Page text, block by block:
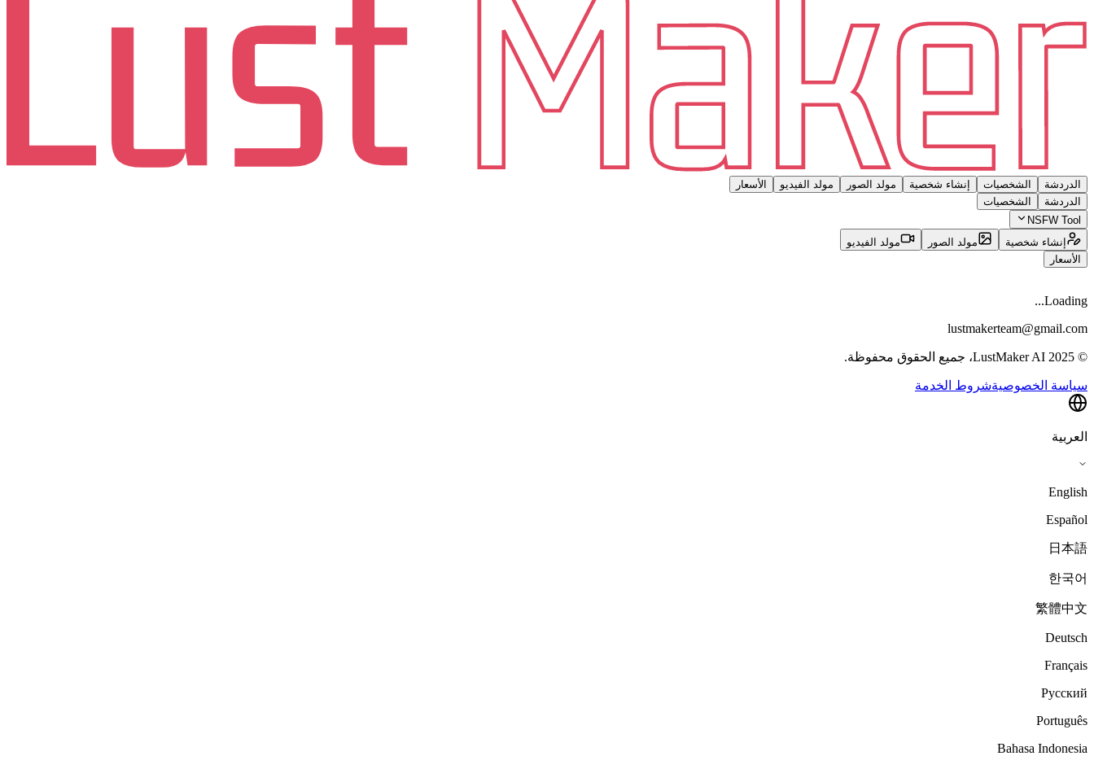
الدردشة الشخصيات إنشاء شخصية مولد الصور مولد الفيديو
الأسعار
الدردشة
الشخصيات
NSFW Tool
إنشاء شخصية
مولد الصور
مولد الفيديو
الأسعار
Loading...
lustmakerteam@gmail.com
© 2025 LustMaker AI، جميع الحقوق محفوظة.
سياسة الخصوصيةشروط الخدمة
العربية
English
Español
日本語
한국어
繁體中文
Deutsch
Français
Русский
Português
Bahasa Indonesia